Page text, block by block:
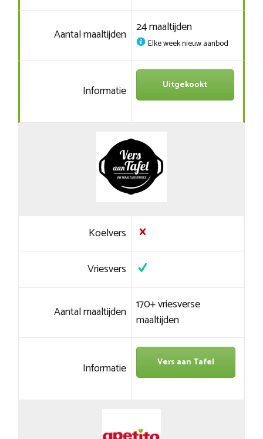
Aantal maaltijden 24 maaltijden
Elke week nieuw aanbod
Informatie Uitgekookt
Koelvers
Vriesvers
Aantal maaltijden 170+ vriesverse
maaltijden
Informatie Vers aan Tafel